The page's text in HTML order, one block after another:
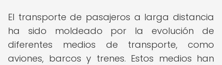
El transporte de pasajeros a larga distancia
ha sido moldeado por la evolución de
diferentes medios de transporte, como
aviones, barcos y trenes. Estos medios han